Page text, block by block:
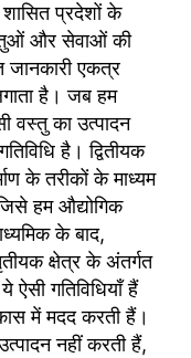
प्रदेशों के
और सेवाओं की
एकत्र
है। जब हम
वस्तु का उत्पादन
है। द्वितीयक
के तरीकों के माध्यम
हम औद्योगिक
के बाद,
क्षेत्र के अंतर्गत
गतिविधियाँ हैं
में मदद करती हैं।
नहीं करती हैं,